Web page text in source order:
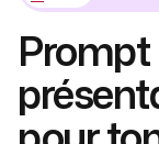
Prompt